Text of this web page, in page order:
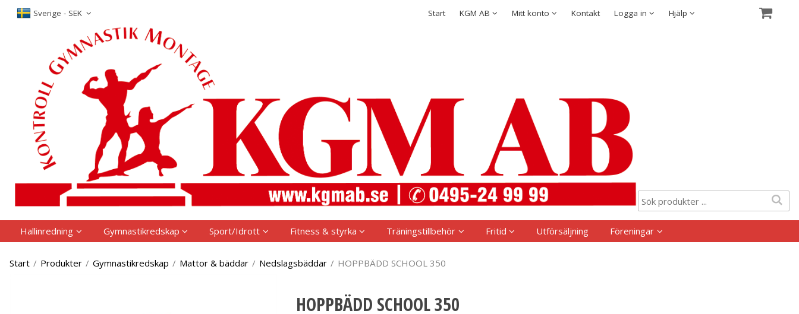
Sverige - SEK Start KGM AB
Integritetspolicy Mitt konto Kontakt Logga in
Kom ihåg mig
Glömt ditt lösenord?
Skapa nytt konto
Hjälp
Säkerhet & Cookies
Hallinredning Gymnastikredskap Sport/Idrott Fitness & styrka Träningstillbehör Fritid Utförsäljning Föreningar
Start / Produkter / Gymnastikredskap / Mattor & bäddar / Nedslagsbäddar / HOPPBÄDD SCHOOL 350
HOPPBÄDD SCHOOL 350